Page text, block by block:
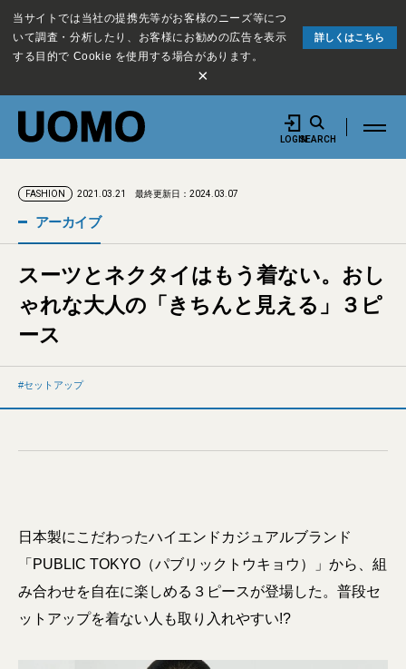
当サイトでは当社の提携先等がお客様のニーズ等につ
いて調査・分析したり、お客様にお勧めの広告を表示
する目的で Cookie を使用する場合があります。
詳しくはこちら
×
LOGINSEARCH
FASHION 2021.03.21 最終更新日：2024.03.07
アーカイブ
スーツとネクタイはもう着ない。おし
ゃれな大人の「きちんと見える」３ピ
ース
セットアップ
日本製にこだわったハイエンドカジュアルブランド
「PUBLIC TOKYO（パブリックトウキョウ）」から、組
み合わせを自在に楽しめる３ピースが登場した。普段セ
ットアップを着ない人も取り入れやすい!?